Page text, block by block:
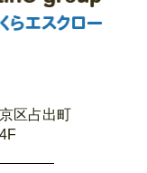
区占出町